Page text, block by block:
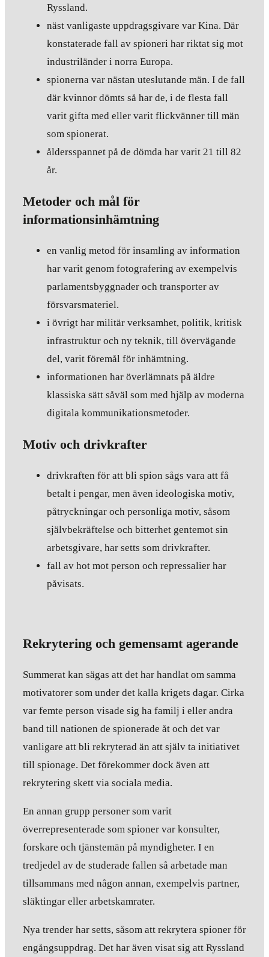
Ryssland.
näst vanligaste uppdragsgivare var Kina. Där
konstaterade fall av spioneri har riktat sig mot
industriländer i norra Europa.
spionerna var nästan uteslutande män. I de fall
där kvinnor dömts så har de, i de flesta fall
varit gifta med eller varit flickvänner till män
som spionerat.
åldersspannet på de dömda har varit 21 till 82
år.
Metoder och mål för
informationsinhämtning
en vanlig metod för insamling av information
har varit genom fotografering av exempelvis
parlamentsbyggnader och transporter av
försvarsmateriel.
i övrigt har militär verksamhet, politik, kritisk
infrastruktur och ny teknik, till övervägande
del, varit föremål för inhämtning.
informationen har överlämnats på äldre
klassiska sätt såväl som med hjälp av moderna
digitala kommunikationsmetoder.
Motiv och drivkrafter
drivkraften för att bli spion sågs vara att få
betalt i pengar, men även ideologiska motiv,
påtryckningar och personliga motiv, såsom
självbekräftelse och bitterhet gentemot sin
arbetsgivare, har setts som drivkrafter.
fall av hot mot person och repressalier har
påvisats.
Rekrytering och gemensamt agerande
Summerat kan sägas att det har handlat om samma
motivatorer som under det kalla krigets dagar. Cirka
var femte person visade sig ha familj i eller andra
band till nationen de spionerade åt och det var
vanligare att bli rekryterad än att själv ta initiativet
till spionage. Det förekommer dock även att
rekrytering skett via sociala media.
En annan grupp personer som varit
överrepresenterade som spioner var konsulter,
forskare och tjänstemän på myndigheter. I en
tredjedel av de studerade fallen så arbetade man
tillsammans med någon annan, exempelvis partner,
släktingar eller arbetskamrater.
Nya trender har setts, såsom att rekrytera spioner för
engångsuppdrag. Det har även visat sig att Ryssland